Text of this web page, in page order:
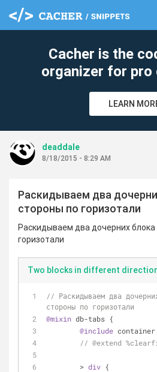
Cacher is the
organizer for pro
LEARN
deaddale
8/18/2015 - 8:29 AM
Раскидываем два
стороны по горизотали
Раскидываем два дочерних
горизотали
Two blocks in different
// Раскидываем два
стороны по горизотали
@mixin db-tabs {
@include
// @extend
	>
div {